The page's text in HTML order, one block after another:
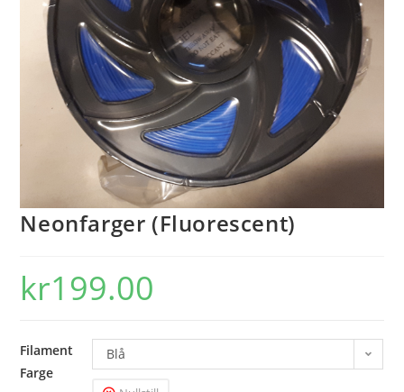
Neonfarger (Fluorescent)
kr199.00
Filament
Farge
Blå